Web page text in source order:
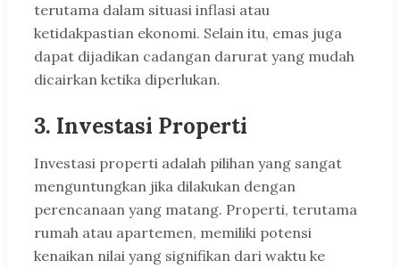
terutama dalam situasi inflasi atau
ketidakpastian ekonomi. Selain itu, emas juga
dapat dijadikan cadangan darurat yang mudah
dicairkan ketika diperlukan.
3. Investasi Properti
Investasi properti adalah pilihan yang sangat
menguntungkan jika dilakukan dengan
perencanaan yang matang. Properti, terutama
rumah atau apartemen, memiliki potensi
kenaikan nilai yang signifikan dari waktu ke